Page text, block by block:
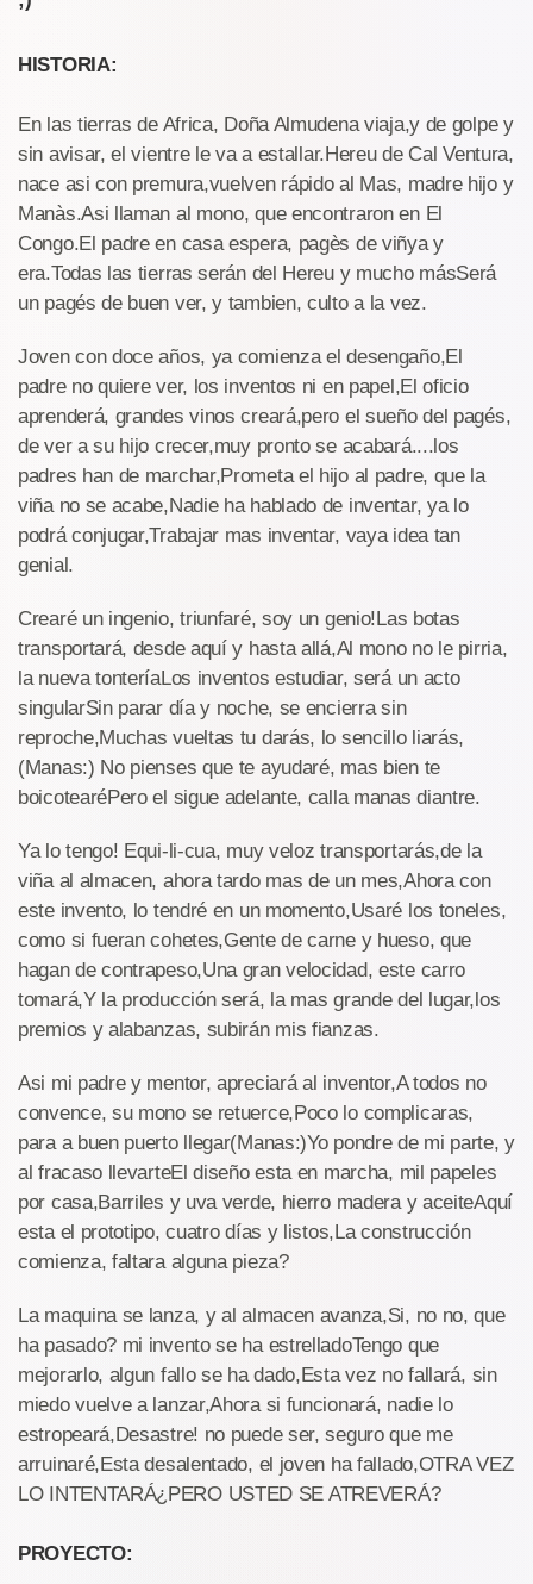
HISTORIA:
En las tierras de Africa, Doña Almudena viaja,y de golpe y
sin avisar, el vientre le va a estallar.Hereu de Cal Ventura,
nace asi con premura,vuelven rápido al Mas, madre hijo y
Manàs.Asi llaman al mono, que encontraron en El
Congo.El padre en casa espera, pagès de viñya y
era.Todas las tierras serán del Hereu y mucho másSerá
un pagés de buen ver, y tambien, culto a la vez.
Joven con doce años, ya comienza el desengaño,El
padre no quiere ver, los inventos ni en papel,El oficio
aprenderá, grandes vinos creará,pero el sueño del pagés,
de ver a su hijo crecer,muy pronto se acabará....los
padres han de marchar,Prometa el hijo al padre, que la
viña no se acabe,Nadie ha hablado de inventar, ya lo
podrá conjugar,Trabajar mas inventar, vaya idea tan
genial.
Crearé un ingenio, triunfaré, soy un genio!Las botas
transportará, desde aquí y hasta allá,Al mono no le pirria,
la nueva tonteríaLos inventos estudiar, será un acto
singularSin parar día y noche, se encierra sin
reproche,Muchas vueltas tu darás, lo sencillo liarás,
(Manas:) No pienses que te ayudaré, mas bien te
boicotearéPero el sigue adelante, calla manas diantre.
Ya lo tengo! Equi-li-cua, muy veloz transportarás,de la
viña al almacen, ahora tardo mas de un mes,Ahora con
este invento, lo tendré en un momento,Usaré los toneles,
como si fueran cohetes,Gente de carne y hueso, que
hagan de contrapeso,Una gran velocidad, este carro
tomará,Y la producción será, la mas grande del lugar,los
premios y alabanzas, subirán mis fianzas.
Asi mi padre y mentor, apreciará al inventor,A todos no
convence, su mono se retuerce,Poco lo complicaras,
para a buen puerto llegar(Manas:)Yo pondre de mi parte, y
al fracaso llevarteEl diseño esta en marcha, mil papeles
por casa,Barriles y uva verde, hierro madera y aceiteAquí
esta el prototipo, cuatro días y listos,La construcción
comienza, faltara alguna pieza?
La maquina se lanza, y al almacen avanza,Si, no no, que
ha pasado? mi invento se ha estrelladoTengo que
mejorarlo, algun fallo se ha dado,Esta vez no fallará, sin
miedo vuelve a lanzar,Ahora si funcionará, nadie lo
estropeará,Desastre! no puede ser, seguro que me
arruinaré,Esta desalentado, el joven ha fallado,OTRA VEZ
LO INTENTARÁ¿PERO USTED SE ATREVERÁ?
PROYECTO: